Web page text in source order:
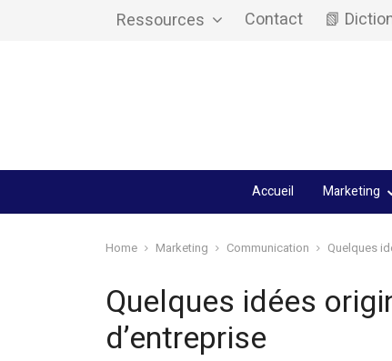
Ressources Contact 📗
Accueil Marketing
Home Marketing Communication Quelques
Quelques idées
d’entreprise